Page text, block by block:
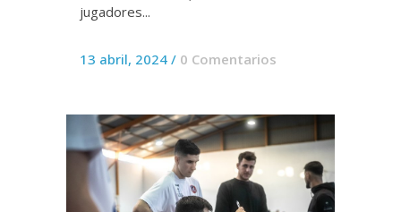
jugadores...
13 abril, 2024 / 0 Comentarios